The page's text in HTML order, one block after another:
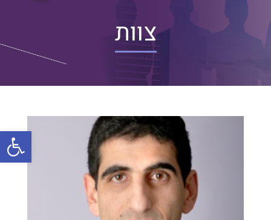
בלוג
פרופיל משרד
צוות